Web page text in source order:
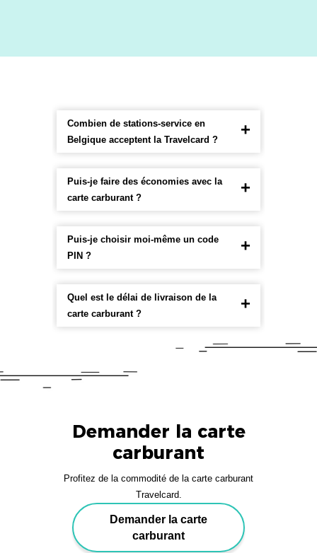
Combien de stations-service en
Belgique acceptent la Travelcard ?
Puis-je faire des économies avec la
carte carburant ?
Puis-je choisir moi-même un code
PIN ?
Quel est le délai de livraison de la
carte carburant ?
Demander la carte
carburant
Profitez de la commodité de la carte carburant
Travelcard.
Demander la carte
carburant